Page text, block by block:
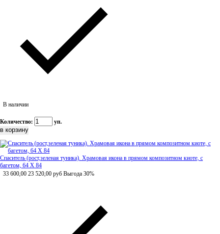
В наличии
Количество: уп.
Спаситель (рост,зеленая туника). Храмовая икона в прямом композитном киоте, с
багетом, 64 Х 84
33 600,00 23 520,00 руб Выгода 30%